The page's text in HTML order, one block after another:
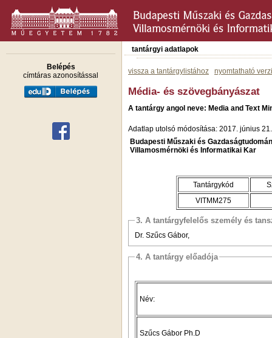
Belépés
címtáras azonosítással
tantárgyi adatlapok
vissza a tantárgylistához nyomtatható
Média- és szövegbányászat
A tantárgy angol neve: Media and Text
Adatlap utolsó módosítása: 2017. június 21.
Budapesti Műszaki és
Villamosmérnöki és Informatikai Kar
Tantárgykód
VITMM275
3. A tantárgyfelelős személy és
Dr. Szűcs Gábor,
4. A tantárgy előadója
Név:
Szűcs Gábor Ph.D